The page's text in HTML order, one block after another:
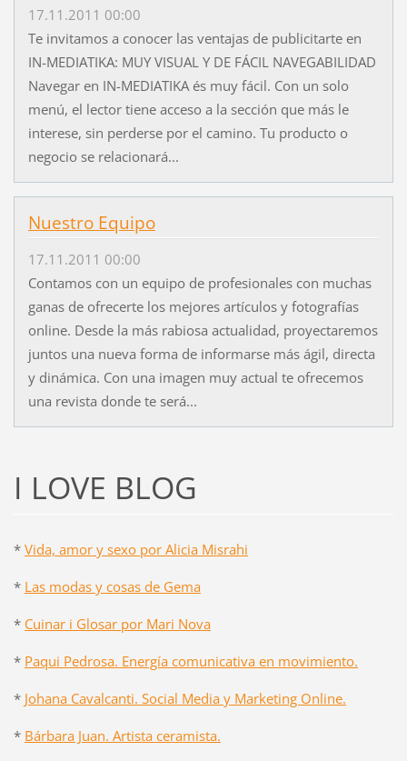
17.11.2011 00:00
Te invitamos a conocer las ventajas de publicitarte en
IN-MEDIATIKA: MUY VISUAL Y DE FÁCIL NAVEGABILIDAD
Navegar en IN-MEDIATIKA és muy fácil. Con un solo
menú, el lector tiene acceso a la sección que más le
interese, sin perderse por el camino. Tu producto o
negocio se relacionará...
Nuestro Equipo
17.11.2011 00:00
Contamos con un equipo de profesionales con muchas
ganas de ofrecerte los mejores artículos y fotografías
online. Desde la más rabiosa actualidad, proyectaremos
juntos una nueva forma de informarse más ágil, directa
y dinámica. Con una imagen muy actual te ofrecemos
una revista donde te será...
I LOVE BLOG
* Vida, amor y sexo por Alicia Misrahi
* Las modas y cosas de Gema
* Cuinar i Glosar por Mari Nova
* Paqui Pedrosa. Energía comunicativa en movimiento.
* Johana Cavalcanti. Social Media y Marketing Online.
* Bárbara Juan. Artista ceramista.